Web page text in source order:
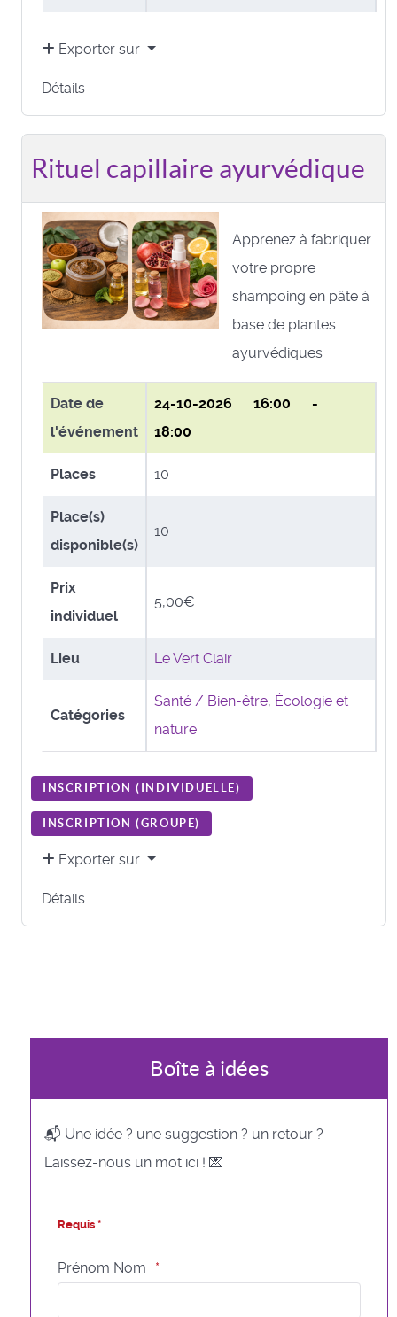
Exporter sur
Détails
Rituel capillaire ayurvédique
Apprenez à fabriquer
votre propre
shampoing en pâte à
base de plantes
ayurvédiques
Date de
l'événement
24-10-2026 16:00 -
18:00
Places 10
Place(s)
disponible(s)
10
Prix
individuel
5,00€
Lieu Le Vert Clair
Catégories
Santé / Bien-être, Écologie et
nature
INSCRIPTION ( INDIVIDUELLE)
INSCRIPTION (GROUPE)
Exporter sur
Détails
Boîte à idées
📬 Une idée ? une suggestion ? un retour ?
Laissez-nous un mot ici ! 💌
Requis *
Prénom Nom